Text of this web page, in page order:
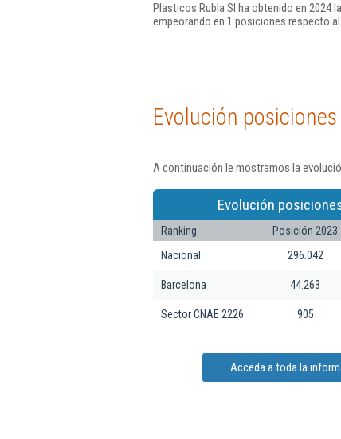
Plasticos Rubla Sl ha obtenido en 2024
empeorando en 1 posiciones respecto
Evolución
A continuación le mostramos la
Evolución
Ranking Posición 2023
Nacional
296.042
Barcelona 44.263
Sector CNAE 2226 905
Acceda a toda la